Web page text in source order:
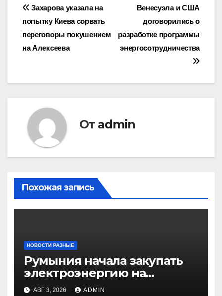
Навигация
по
записям
Венесуэла и США
договорились о
разработке программы
энергосотрудничества
Захарова указала на
попытку Киева сорвать
переговоры покушением
на Алексеева
От admin
Похожая запись
НОВОСТИ РАЗНЫЕ
Румыния начала закупать
электроэнергию на
Украине из-за дефицита
АВГ 3, 2026 ADMIN